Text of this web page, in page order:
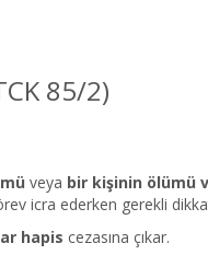
85/2)
veya bir kişinin ölümü
icra ederken gerekli
hapis cezasına çıkar.